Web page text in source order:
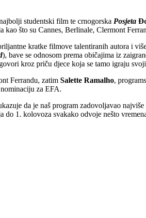
studentski film te crnogorska Posjeta
što su Cannes, Berlinale, Clermont
kratke filmove talentiranih autora i
), bave se odnosom prema običajima iz
kroz priču djece koja se tamo igraju
Ferrandu, zatim Salette Ramalho,
za EFA.
da je naš program zadovoljavao
1. kolovoza svakako odvoje nešto